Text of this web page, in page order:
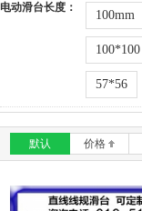
电动滑台长度：
100mm
100*100
57*56
默认 价格